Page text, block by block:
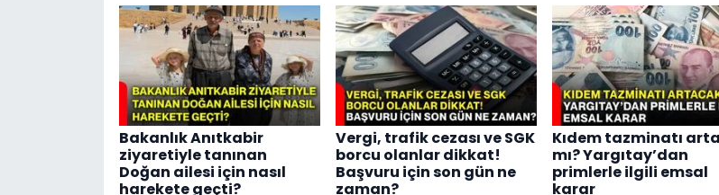
Bakanlık Anıtkabir
ziyaretiyle tanınan
Doğan ailesi için nasıl
harekete geçti?
Vergi, trafik cezası ve SGK
borcu olanlar dikkat!
Başvuru için son gün ne
zaman?
Kıdem tazminatı
mı? Yargıtay’dan
primlerle ilgili emsal
karar